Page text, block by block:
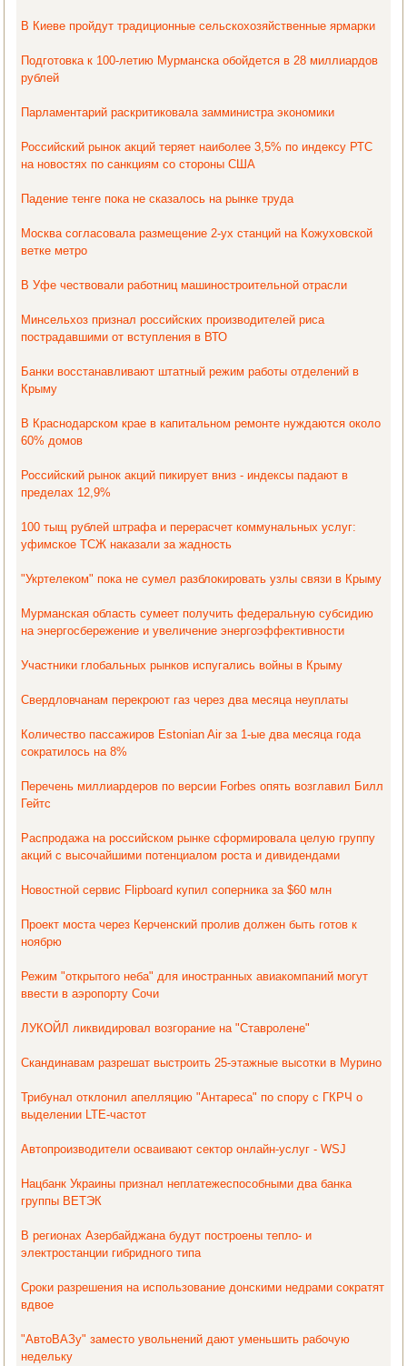
В Киеве пройдут традиционные сельскохозяйственные ярмарки
Подготовка к 100-летию Мурманска обойдется в 28 миллиардов
рублей
Парламентарий раскритиковала замминистра экономики
Российский рынок акций теряет наиболее 3,5% по индексу РТС
на новостях по санкциям со стороны США
Падение тенге пока не сказалось на рынке труда
Москва согласовала размещение 2-ух станций на Кожуховской
ветке метро
В Уфе чествовали работниц машиностроительной отрасли
Минсельхоз признал российских производителей риса
пострадавшими от вступления в ВТО
Банки восстанавливают штатный режим работы отделений в
Крыму
В Краснодарском крае в капитальном ремонте нуждаются около
60% домов
Российский рынок акций пикирует вниз - индексы падают в
пределах 12,9%
100 тыщ рублей штрафа и перерасчет коммунальных услуг:
уфимское ТСЖ наказали за жадность
"Укртелеком" пока не сумел разблокировать узлы связи в Крыму
Мурманская область сумеет получить федеральную субсидию
на энергосбережение и увеличение энергоэффективности
Участники глобальных рынков испугались войны в Крыму
Свердловчанам перекроют газ через два месяца неуплаты
Количество пассажиров Estonian Air за 1-ые два месяца года
сократилось на 8%
Перечень миллиардеров по версии Forbes опять возглавил Билл
Гейтс
Распродажа на российском рынке сформировала целую группу
акций с высочайшими потенциалом роста и дивидендами
Новостной сервис Flipboard купил соперника за $60 млн
Проект моста через Керченский пролив должен быть готов к
ноябрю
Режим "открытого неба" для иностранных авиакомпаний могут
ввести в аэропорту Сочи
ЛУКОЙЛ ликвидировал возгорание на "Ставролене"
Скандинавам разрешат выстроить 25-этажные высотки в Мурино
Трибунал отклонил апелляцию "Антареса" по спору с ГКРЧ о
выделении LTE-частот
Автопроизводители осваивают сектор онлайн-услуг - WSJ
Нацбанк Украины признал неплатежеспособными два банка
группы ВЕТЭК
В регионах Азербайджана будут построены тепло- и
электростанции гибридного типа
Сроки разрешения на использование донскими недрами сократят
вдвое
"АвтоВАЗу" заместо увольнений дают уменьшить рабочую
недельку